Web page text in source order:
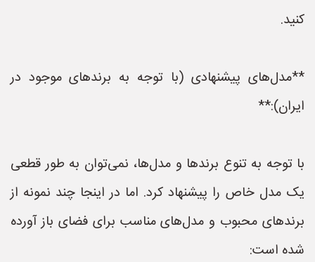
کنید.
**مدل‌های پیشنهادی (با توجه به برندهای موجود در
ایران):**
با توجه به تنوع برندها و مدل‌ها، نمی‌توان به طور قطعی
یک مدل خاص را پیشنهاد کرد. اما در اینجا چند نمونه از
برندهای محبوب و مدل‌های مناسب برای فضای باز آورده
شده است: